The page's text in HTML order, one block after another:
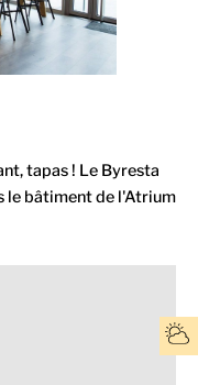
tapas ! Le Byresta
le bâtiment de l'Atrium